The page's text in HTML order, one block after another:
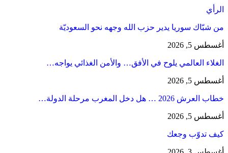
الرأي
من شبّاك سوريا يدير حزب الله وجهه نحو السعوديّة
أغسطس 5, 2026
الغلاء العالمي يلوح في الأفق… والأمن الغذائي يواجه…
أغسطس 5, 2026
خطاب العرش 2026 … هل دخل المغرب مرحلة الدولة…
أغسطس 5, 2026
كيف تدوّب وجعك